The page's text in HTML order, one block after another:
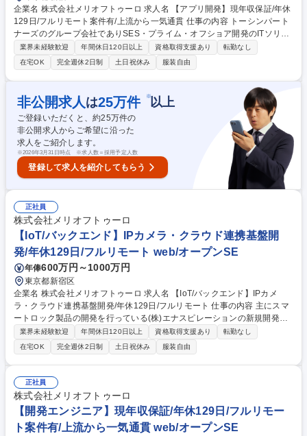
企業名 株式会社メリオフトゥーロ 求人名 【アプリ開発】現年収保証/年休
129日/フルリモート案件有/上流から一気通貫 仕事の内容 トーシンパート
ナーズのグループ会社でありSES・プライム・オフショア開発のITソリュ
ーション事業を行う当社にて、アプリ開発の上流～下流（要件定義～設計
～実装～テスト～リリース）まで一気通貫でお任せします 【案件例】■受
託開発案件：不動産アプリの開発保守運用スマートフォン向けゲームアプ
リの開発 ■SES案件：Webゲームの開発／ヘルスケアアプリの開発 【案件
のアサイン方法】アサイン前にご希望や志向をお伺いし決定いたします。
また案件の途中変更OKと柔軟に対応しております。 【PC周辺機器の選
択】MacやWindows/デスクトップPCやノートPCなど選択可能です 募集
職種 【アプリ開発】現年収保証/年休129日/フルリモート案件有/上流から
一気通貫
業界未経験歓迎 年間休日120日以上 資格取得支援あり
転勤なし
在宅OK
完全週休2日制 土日祝休み 服装自由
非公開求人 は25万件 ※以上
ご登録いただくと、約25万件の
非公開求人からご希望に沿った
求人をご紹介します。
※2026年3月31日時点 ※求人数＝採用予定人数
登録して求人を紹介してもらう
正社員
株式会社メリオフトゥーロ
【IoT/バックエンド】IPカメラ・クラウド連携基盤開
発/年休129日/フルリモート web/オープンSE
年俸600万円～1000万円
東京都新宿区
企業名 株式会社メリオフトゥーロ 求人名 【IoT/バックエンド】IPカメ
ラ・クラウド連携基盤開発/年休129日/フルリモート 仕事の内容 主にスマ
ートロック製品の開発を行っている(株)エナスピレーションの新規開発の
受託案件として、海外製ネットワークカメラの映像を低遅延でライブ配信
するためのエッジゲートウェイ開発をお任せします。 【詳細】■Linuxベ
ースのゲートウェイでRTSPのH.264パススルー処理(再エンコード無)■A
WS Kinesis Video Streams WebRTCと連携(master接続、STUN/TURN対
応)■AWS IoT Device Shadowによる設定配信と稼働監視■カメラのAI検知
イベント受信とクラウド転送■HTTP Digest認証によるカメラ制御APIクラ
イアント実装■設計ドキュメント・運用手順の整備と実機検証 【働き方】
年休129日、残業20時間未満、遠方からのフルリモートOK 募集職種 【Io
T/バックエンド】IPカメラ・クラウド連携基盤開発/年休129日/フルリモー
業界未経験歓迎 年間休日120日以上 資格取得支援あり
転勤なし
在宅OK
完全週休2日制 土日祝休み 服装自由
正社員
株式会社メリオフトゥーロ
【開発エンジニア】現年収保証/年休129日/フルリモー
ト案件有/上流から一気通貫 web/オープンSE